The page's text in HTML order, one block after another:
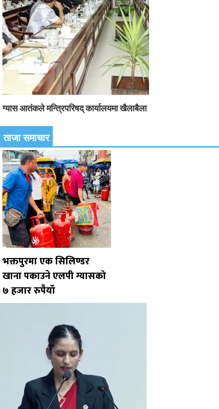
ग्यास आतंकले मन्त्रिपरिषद् कार्यालयमा खैलाबैला
ताजा समाचार
भक्तपुरमा एक सिलिण्डर
खाना पकाउने एलपी ग्यासको
७ हजार रुपैयाँ